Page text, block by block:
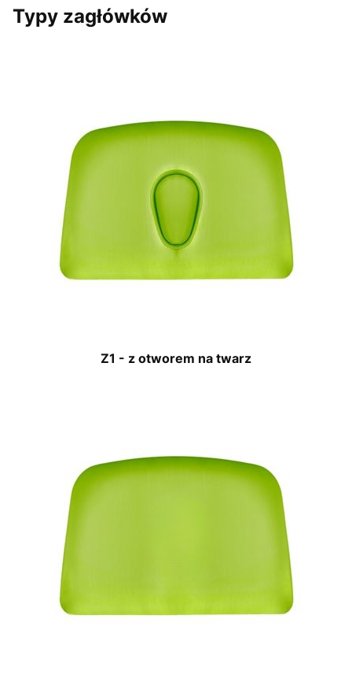
Typy zagłówków
Z1 - z otworem na twarz